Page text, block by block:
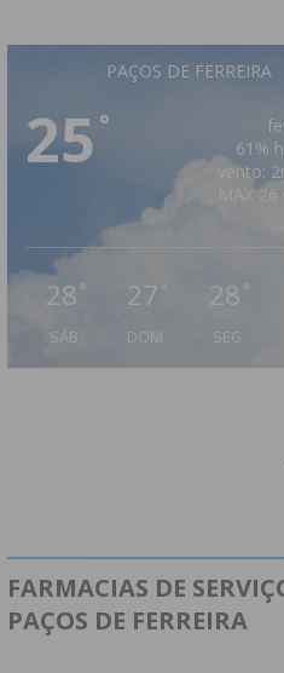
PAÇOS DE FERREIRA
25 °
61%
vento:
MAX 26
28 °
SÁB
27 °
DOM
28 °
SEG
FARMACIAS DE
PAÇOS DE FERREIRA